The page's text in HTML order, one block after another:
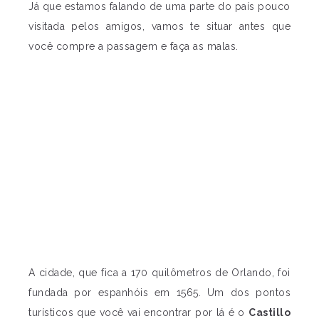
Já que estamos falando de uma parte do país pouco
visitada pelos amigos, vamos te situar antes que
você compre a passagem e faça as malas.
A cidade, que fica a 170 quilômetros de Orlando, foi
fundada por espanhóis em 1565. Um dos pontos
turísticos que você vai encontrar por lá é o Castillo